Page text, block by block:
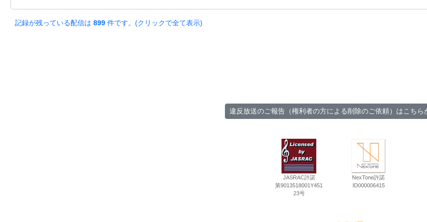
記録が残っている配信は 899 件です。(クリックで全て表示)
違反放送のご報告（権利者の方による削除のご依頼）はこちら
JASRAC許諾
第9013518001Y451
23号
NexTone許諾
ID000006415